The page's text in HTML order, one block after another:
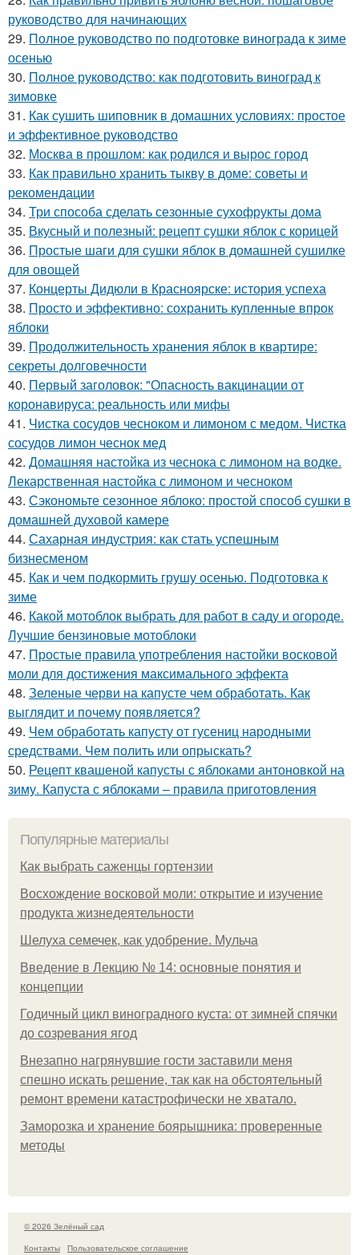
руководство для начинающих
29. Полное руководство по подготовке винограда к зиме
осенью
30. Полное руководство: как подготовить виноград к
зимовке
31. Как сушить шиповник в домашних условиях: простое
и эффективное руководство
32. Москва в прошлом: как родился и вырос город
33. Как правильно хранить тыкву в доме: советы и
рекомендации
34. Три способа сделать сезонные сухофрукты дома
35. Вкусный и полезный: рецепт сушки яблок с корицей
36. Простые шаги для сушки яблок в домашней сушилке
для овощей
37. Концерты Дидюли в Красноярске: история успеха
38. Просто и эффективно: сохранить купленные впрок
яблоки
39. Продолжительность хранения яблок в квартире:
секреты долговечности
40. Первый заголовок: "Опасность вакцинации от
коронавируса: реальность или мифы
41. Чистка сосудов чесноком и лимоном с медом. Чистка
сосудов лимон чеснок мед
42. Домашняя настойка из чеснока с лимоном на водке.
Лекарственная настойка с лимоном и чесноком
43. Сэкономьте сезонное яблоко: простой способ сушки в
домашней духовой камере
44. Сахарная индустрия: как стать успешным
бизнесменом
45. Как и чем подкормить грушу осенью. Подготовка к
зиме
46. Какой мотоблок выбрать для работ в саду и огороде.
Лучшие бензиновые мотоблоки
47. Простые правила употребления настойки восковой
моли для достижения максимального эффекта
48. Зеленые черви на капусте чем обработать. Как
выглядит и почему появляется?
49. Чем обработать капусту от гусениц народными
средствами. Чем полить или опрыскать?
50. Рецепт квашеной капусты с яблоками антоновкой на
зиму. Капуста с яблоками – правила приготовления
Популярные материалы
Как выбрать саженцы гортензии
Восхождение восковой моли: открытие и изучение
продукта жизнедеятельности
Шелуха семечек, как удобрение. Мульча
Введение в Лекцию № 14: основные понятия и
концепции
Годичный цикл виноградного куста: от зимней спячки
до созревания ягод
Внезапно нагрянувшие гости заставили меня
спешно искать решение, так как на обстоятельный
ремонт времени катастрофически не хватало.
Заморозка и хранение боярышника: проверенные
методы
© 2026 Зелёный сад
Контакты
Пользовательское соглашение